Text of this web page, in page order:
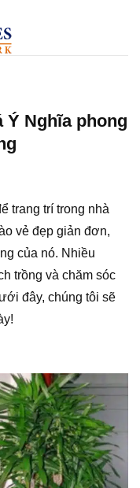
Ý Nghĩa phong
trang trí trong nhà
vẻ đẹp giản đơn,
của nó. Nhiều
trồng và chăm sóc
đây, chúng tôi sẽ